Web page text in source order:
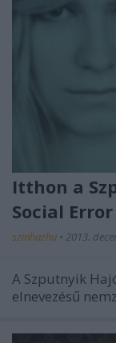
Itthon a
Social
szinhazhu • 2013.
A Szputnyik
elnevezésű